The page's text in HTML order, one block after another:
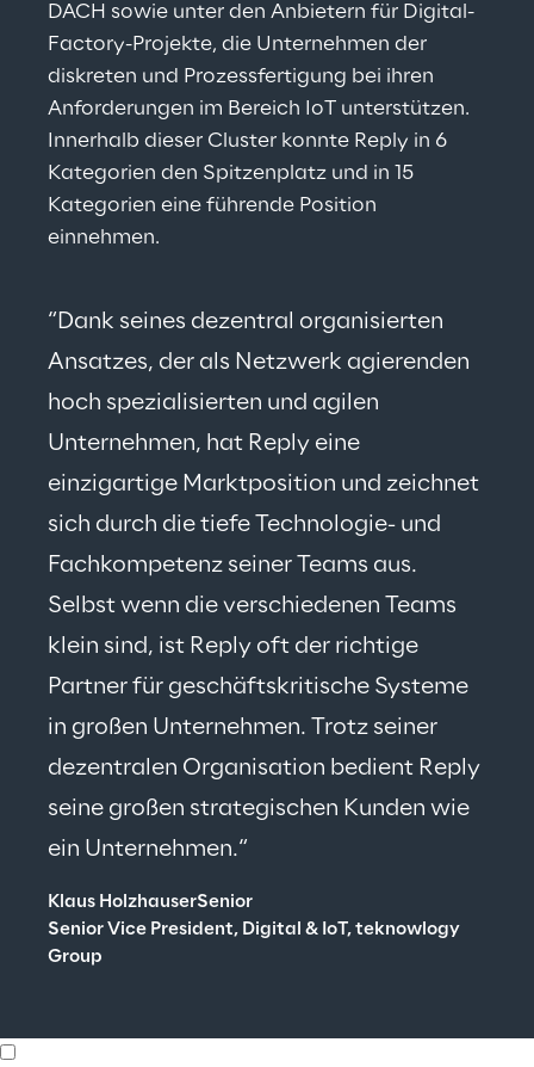
DACH sowie unter den Anbietern für Digital-
Factory-Projekte, die Unternehmen der
diskreten und Prozessfertigung bei ihren
Anforderungen im Bereich IoT unterstützen.
Innerhalb dieser Cluster konnte Reply in 6
Kategorien den Spitzenplatz und in 15
Kategorien eine führende Position
einnehmen.
“Dank seines dezentral organisierten
Ansatzes, der als Netzwerk agierenden
hoch spezialisierten und agilen
Unternehmen, hat Reply eine
einzigartige Marktposition und zeichnet
sich durch die tiefe Technologie- und
Fachkompetenz seiner Teams aus.
Selbst wenn die verschiedenen Teams
klein sind, ist Reply oft der richtige
Partner für geschäftskritische Systeme
in großen Unternehmen. Trotz seiner
dezentralen Organisation bedient Reply
seine großen strategischen Kunden wie
ein Unternehmen.“
Klaus HolzhauserSenior
Senior Vice President, Digital & IoT, teknowlogy
Group